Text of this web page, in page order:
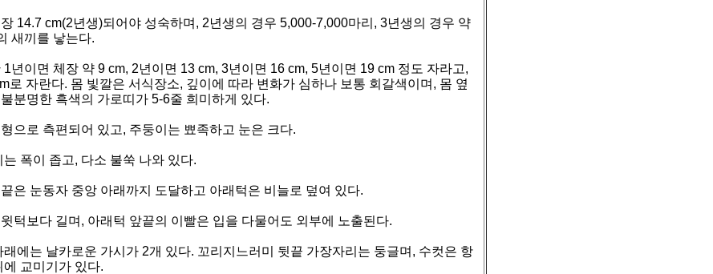
14.7 cm(2년생)되어야 성숙하며, 2년생의 경우 5,000-7,000마리, 3년생의 경우 약
새끼를 낳는다.
1년이면 체장 약 9 cm, 2년이면 13 cm, 3년이면 16 cm, 5년이면 19 cm 정도 자라고,
로 자란다. 몸 빛깔은 서식장소, 깊이에 따라 변화가 심하나 보통 회갈색이며, 몸 옆
분명한 흑색의 가로띠가 5-6줄 희미하게 있다.
으로 측편되어 있고, 주둥이는 뾰족하고 눈은 크다.
는 폭이 좁고, 다소 불쑥 나와 있다.
은 눈동자 중앙 아래까지 도달하고 아래턱은 비늘로 덮여 있다.
턱보다 길며, 아래턱 앞끝의 이빨은 입을 다물어도 외부에 노출된다.
래에는 날카로운 가시가 2개 있다. 꼬리지느러미 뒷끝 가장자리는 둥글며, 수컷은 항
에 교미기가 있다.